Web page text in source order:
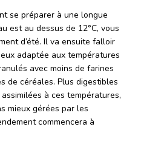
se préparer à une longue
est au dessus de 12°C, vous
d’été. Il va ensuite falloir
adaptée aux températures
avec moins de farines
de céréales. Plus digestibles
à ces températures,
mieux gérées par les
commencera à